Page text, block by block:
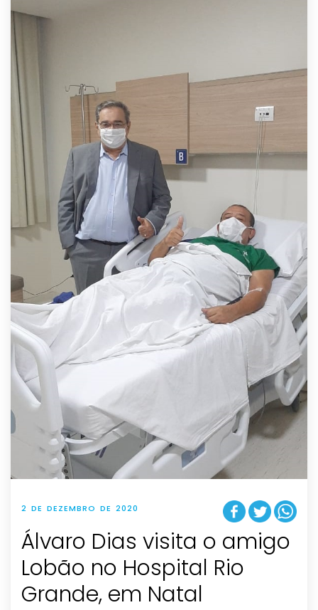
2 DE DEZEMBRO DE 2020
Álvaro Dias visita o amigo
Lobão no Hospital Rio
Grande, em Natal